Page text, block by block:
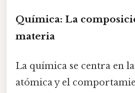
Química: La
materia
La química se centra en
atómica y el